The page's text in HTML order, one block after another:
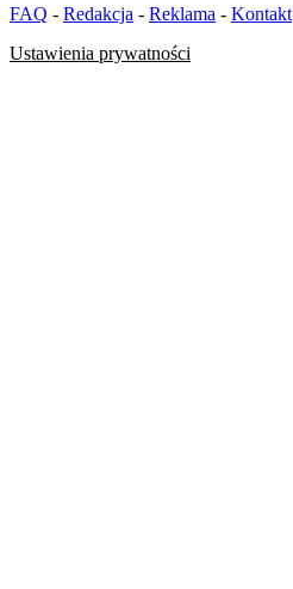
FAQ - Redakcja - Reklama - Kontakt
Ustawienia prywatności